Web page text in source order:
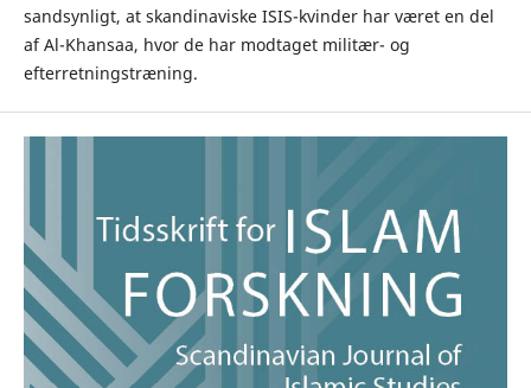
sandsynligt, at skandinaviske ISIS-kvinder har været en del
af Al-Khansaa, hvor de har modtaget militær- og
efterretningstræning.